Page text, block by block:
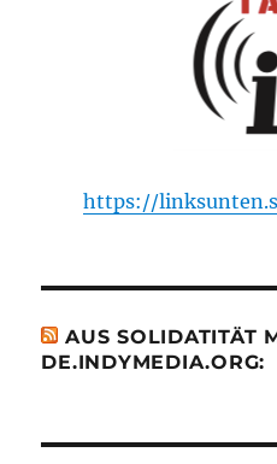
https://
AUS SOLIDATITÄT
DE.INDYMEDIA.ORG: